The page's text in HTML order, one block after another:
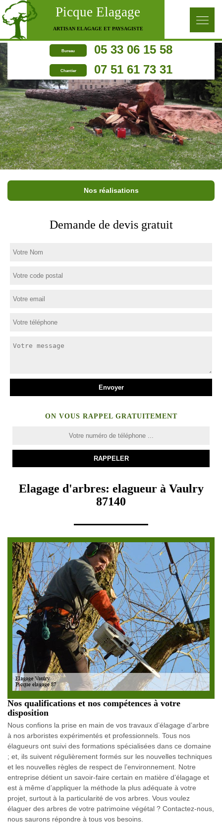
Picque Elagage
ARTISAN ELAGAGE ET PAYSAGISTE
Bureau 05 33 06 15 58
Chantier 07 51 61 73 31
Nos réalisations
Demande de devis gratuit
ON VOUS RAPPEL GRATUITEMENT
Elagage d'arbres: elagueur à Vaulry
87140
Nos qualifications et nos compétences à votre
disposition
Nous confions la prise en main de vos travaux d’élagage d’arbre
à nos arboristes expérimentés et professionnels. Tous nos
élagueurs ont suivi des formations spécialisées dans ce domaine
; et, ils suivent régulièrement formés sur les nouvelles techniques
et les nouvelles règles de respect de l’environnement. Notre
entreprise détient un savoir-faire certain en matière d’élagage et
est à même d’appliquer la méthode la plus adéquate à votre
projet, surtout à la particularité de vos arbres. Vous voulez
élaguer des arbres de votre patrimoine végétal ? Contactez-nous,
nous saurons répondre à tous vos besoins.